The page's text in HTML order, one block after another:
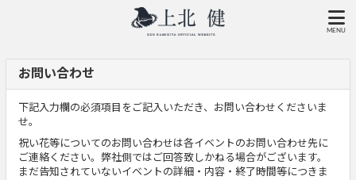
MENU
お問い合わせ
下記入力欄の必須項目をご記入いただき、お問い合わせくださいま
せ。
祝い花等についてのお問い合わせは各イベントのお問い合わせ先に
ご連絡ください。弊社側ではご回答致しかねる場合がございます。
まだ告知されていないイベントの詳細・内容・終了時間等につきま